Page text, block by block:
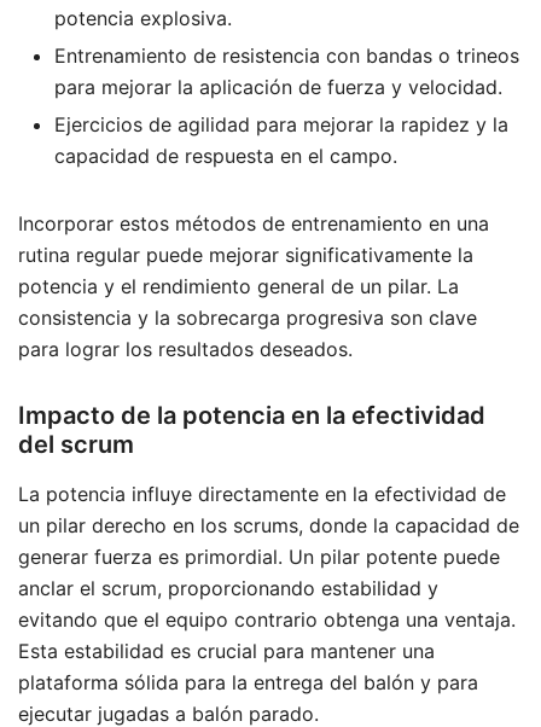
potencia explosiva.
Entrenamiento de resistencia con bandas o trineos
para mejorar la aplicación de fuerza y velocidad.
Ejercicios de agilidad para mejorar la rapidez y la
capacidad de respuesta en el campo.
Incorporar estos métodos de entrenamiento en una
rutina regular puede mejorar significativamente la
potencia y el rendimiento general de un pilar. La
consistencia y la sobrecarga progresiva son clave
para lograr los resultados deseados.
Impacto de la potencia en la efectividad
del scrum
La potencia influye directamente en la efectividad de
un pilar derecho en los scrums, donde la capacidad de
generar fuerza es primordial. Un pilar potente puede
anclar el scrum, proporcionando estabilidad y
evitando que el equipo contrario obtenga una ventaja.
Esta estabilidad es crucial para mantener una
plataforma sólida para la entrega del balón y para
ejecutar jugadas a balón parado.